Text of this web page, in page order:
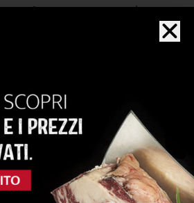
e 4°C e consumare previa
consegna oppure
di stagionatura in appositi
ACQUISTA
anche...